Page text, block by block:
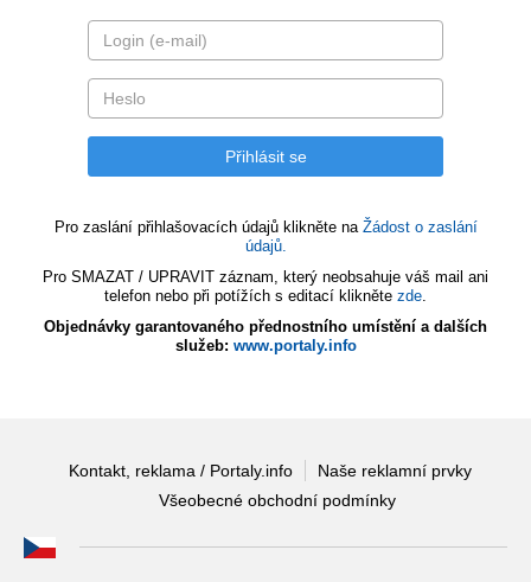
Pro zaslání přihlašovacích údajů klikněte na Žádost o zaslání
údajů.
Pro SMAZAT / UPRAVIT záznam, který neobsahuje váš mail ani
telefon nebo při potížích s editací klikněte zde.
Objednávky garantovaného přednostního umístění a dalších
služeb: www.portaly.info
Kontakt, reklama / Portaly.info
Naše reklamní prvky
Všeobecné obchodní podmínky